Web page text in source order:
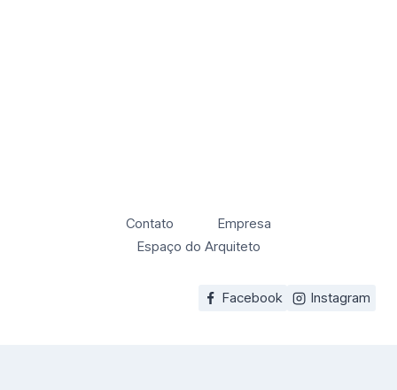
Contato
Empresa
Espaço do Arquiteto
Facebook Instagram